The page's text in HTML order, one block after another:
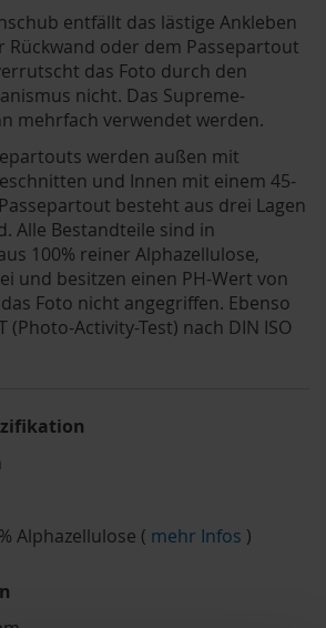
entfällt das lästige Ankleben
Rückwand oder dem Passepartout
das Foto durch den
nicht. Das Supreme-
mehrfach verwendet werden.
werden außen mit
und Innen mit einem 45-
besteht aus drei Lagen
Alle Bestandteile sind in
100% reiner Alphazellulose,
und besitzen einen PH-Wert von
Foto nicht angegriffen. Ebenso
(Photo-Activity-Test) nach DIN ISO
Alphazellulose ( mehr Infos )